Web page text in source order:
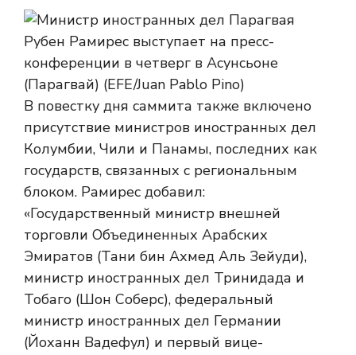
В повестку дня саммита также включено
присутствие министров иностранных дел
Колумбии, Чили и Панамы, последних как
государств, связанных с региональным
блоком. Рамирес добавил:
«Государственный министр внешней
торговли Объединенных Арабских
Эмиратов (Тани бин Ахмед Аль Зейуди),
министр иностранных дел Тринидада и
Тобаго (Шон Соберс), федеральный
министр иностранных дел Германии
(Йоханн Вадефул) и первый вице-